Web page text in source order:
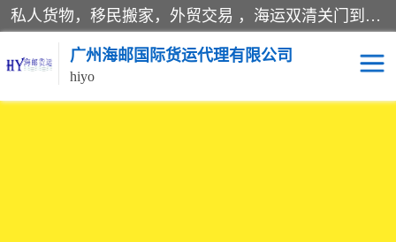
私人货物，移民搬家，外贸交易 ，海运双清关门到门运输一条龙服务。
广州海邮国际货运代理有限公司
hiyo